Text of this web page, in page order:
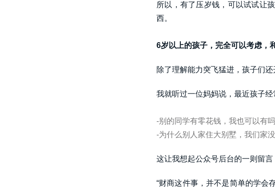
所以，有了压岁钱，可以试试让
西。
6岁以上的孩子，完全可以考虑，
除了理解能力突飞猛进，孩子们还
我就听过一位妈妈说，最近孩子经
-别的同学有零花钱，我也可以有
-为什么别人家住大别墅，我们家
这让我想起公众号后台的一则留言
“财商这件事，并不是简单的学会